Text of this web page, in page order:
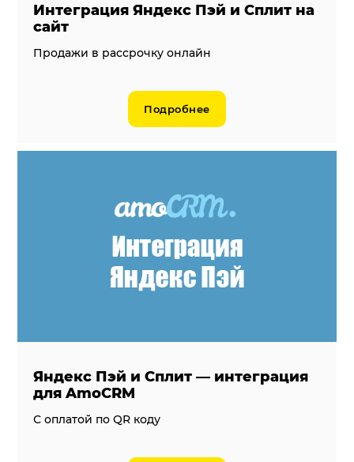
Интеграция Яндекс Пэй и Сплит на
сайт
Продажи в рассрочку онлайн
Подробнее
Яндекс Пэй и Сплит — интеграция
для AmoCRM
С оплатой по QR коду